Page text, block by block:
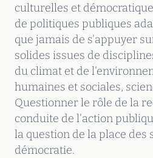
culturelles et
de politiques publiques
que jamais de s'appuyer
solides issues de
du climat et de
humaines et sociales,
Questionner le rôle de la
conduite de l'action
la question de la place des
démocratie.